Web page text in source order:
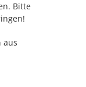
Bitte